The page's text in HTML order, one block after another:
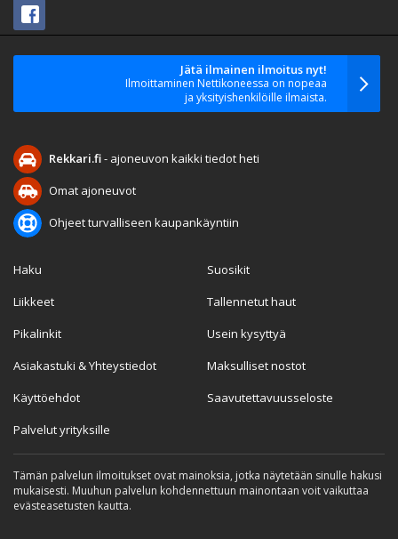
Jätä ilmainen ilmoitus nyt!
Ilmoittaminen Nettikoneessa on nopeaa
ja yksityishenkilöille ilmaista.
Rekkari.fi- ajoneuvon kaikki tiedot heti
Omat ajoneuvot
Ohjeet turvalliseen kaupankäyntiin
Haku
Liikkeet
Pikalinkit
Asiakastuki & Yhteystiedot
Käyttöehdot
Palvelut yrityksille
Suosikit
Tallennetut haut
Usein kysyttyä
Maksulliset nostot
Saavutettavuusseloste
Tämän palvelun ilmoitukset ovat mainoksia, jotka näytetään sinulle hakusi
mukaisesti. Muuhun palvelun kohdennettuun mainontaan voit vaikuttaa
evästeasetusten kautta.